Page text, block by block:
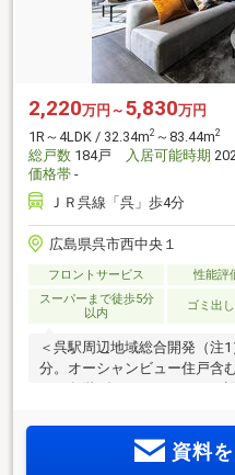
2,220万円～ 5,830万円
1R～4LDK / 32.34m2 ～83.44m2
総戸数 184戸 入居可能時期
価格帯 -
ＪＲ呉線「呉」歩4分
広島県呉市西中央１
フロントサービス 性能評
スーパーまで徒歩5分
以内
ゴミ出
＜呉駅周辺地域総合開発（注
分。オーシャンビュー住戸含
ン。各階ダストステーション
ど、充実の共用施設を採用。
ジデンス誕生。
資料